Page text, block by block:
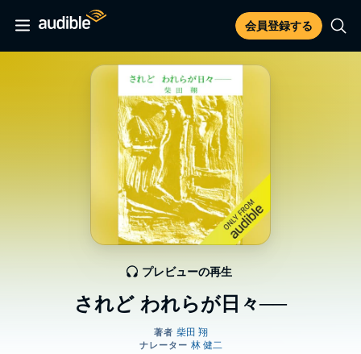
会員登録する
されど われらが日々──
プレビューの再生